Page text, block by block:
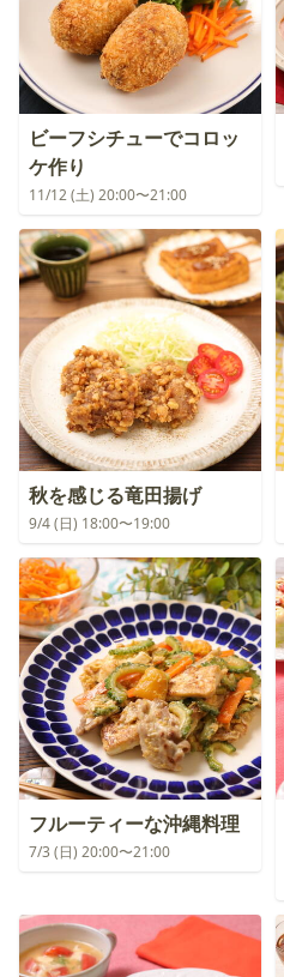
ビーフシチューでコロッ
ケ作り
11/12 (土) 20:00〜21:00
秋を感じる竜田揚げ
9/4 (日) 18:00〜19:00
フルーティーな沖縄料理
7/3 (日) 20:00〜21:00